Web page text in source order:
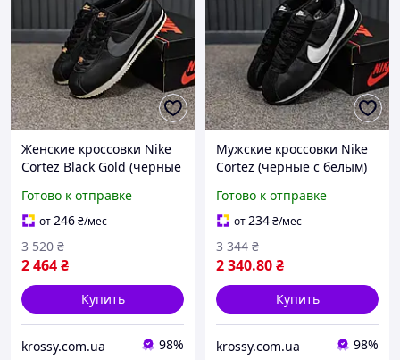
Женские кроссовки Nike
Cortez Black Gold (черные
ретро повседневные
низкие кроссовки для
города Cod: 3592
Готово к отправке
от246₴/мес
2 464₴
3 520 ₴
Купить
krossy.com.ua 98%
Мужские кроссовки Nike
Cortez (черные с белым)
демисезонные кроссовки
для повседневной носки
Cod: 3652
Готово к отправке
от234₴/мес
2 340.80₴
3 344 ₴
Купить
krossy.com.ua 98%